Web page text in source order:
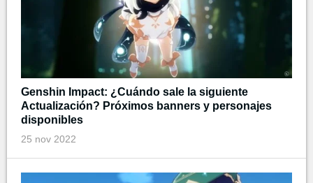
Genshin Impact: ¿Cuándo sale la siguiente
Actualización? Próximos banners y personajes
disponibles
25 nov 2022